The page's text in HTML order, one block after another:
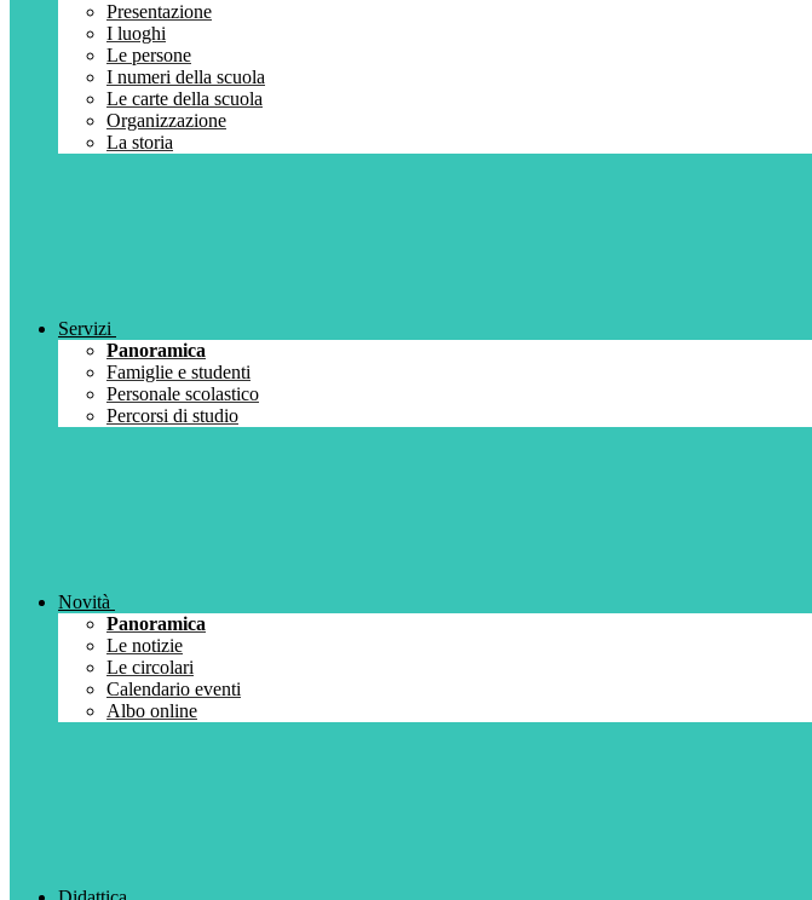
Presentazione
I luoghi
Le persone
I numeri della scuola
Le carte della scuola
Organizzazione
La storia
Servizi
Panoramica
Famiglie e studenti
Personale scolastico
Percorsi di studio
Novità
Panoramica
Le notizie
Le circolari
Calendario eventi
Albo online